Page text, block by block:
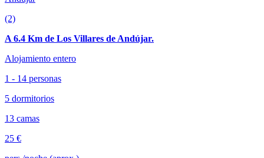
(2)
A 6.4 Km de Los Villares de Andújar.
Alojamiento entero
1 - 14 personas
5 dormitorios
13 camas
25 €